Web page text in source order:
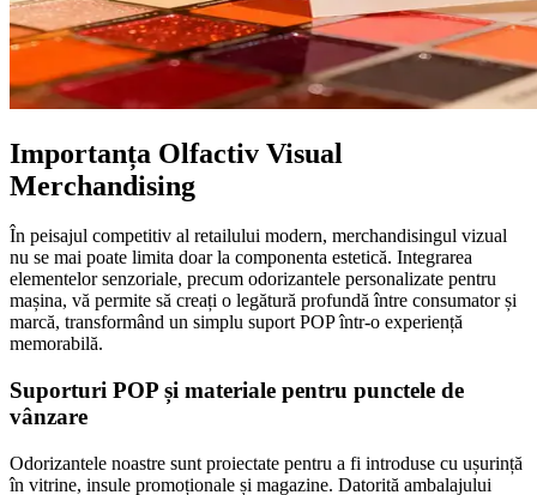
Importanța Olfactiv Visual
Merchandising
În peisajul competitiv al retailului modern, merchandisingul vizual
nu se mai poate limita doar la componenta estetică. Integrarea
elementelor senzoriale, precum odorizantele personalizate pentru
mașina, vă permite să creați o legătură profundă între consumator și
marcă, transformând un simplu suport POP într-o experiență
memorabilă.
Suporturi POP și materiale pentru punctele de
vânzare
Odorizantele noastre sunt proiectate pentru a fi introduse cu ușurință
în vitrine, insule promoționale și magazine. Datorită ambalajului